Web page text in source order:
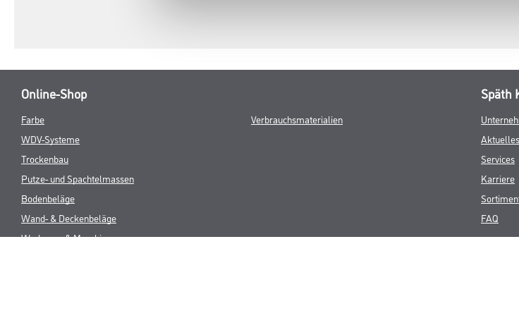
Online-Shop
Farbe
WDV-Systeme
Trockenbau
Putze- und Spachtelmassen
Bodenbeläge
Wand- & Deckenbeläge
Werkzeug & Maschinen
Verbrauchsmaterialien
Späth
Aktuelles
Services
Karriere
FAQ